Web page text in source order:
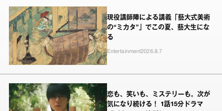
現役講師陣による講義「藝大式美術
の“ミカタ”」でこの夏、藝大生にな
る
Entertainment2026.8.7
恋も、笑いも、ミステリーも。次が
気になり続ける！ 1話15分ドラマ